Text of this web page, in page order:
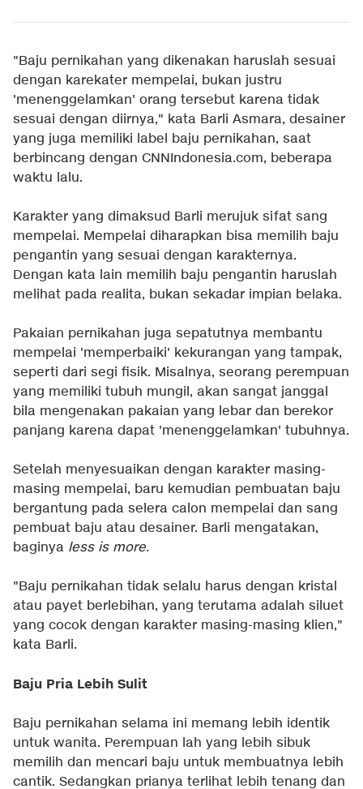
"Baju pernikahan yang dikenakan haruslah sesuai
dengan karekater mempelai, bukan justru
'menenggelamkan' orang tersebut karena tidak
sesuai dengan diirnya," kata Barli Asmara, desainer
yang juga memiliki label baju pernikahan, saat
berbincang dengan CNNIndonesia.com, beberapa
waktu lalu.
Karakter yang dimaksud Barli merujuk sifat sang
mempelai. Mempelai diharapkan bisa memilih baju
pengantin yang sesuai dengan karakternya.
Dengan kata lain memilih baju pengantin haruslah
melihat pada realita, bukan sekadar impian belaka.
Pakaian pernikahan juga sepatutnya membantu
mempelai 'memperbaiki' kekurangan yang tampak,
seperti dari segi fisik. Misalnya, seorang perempuan
yang memiliki tubuh mungil, akan sangat janggal
bila mengenakan pakaian yang lebar dan berekor
panjang karena dapat 'menenggelamkan' tubuhnya.
Setelah menyesuaikan dengan karakter masing-
masing mempelai, baru kemudian pembuatan baju
bergantung pada selera calon mempelai dan sang
pembuat baju atau desainer. Barli mengatakan,
baginya less is more.
"Baju pernikahan tidak selalu harus dengan kristal
atau payet berlebihan, yang terutama adalah siluet
yang cocok dengan karakter masing-masing klien,"
kata Barli.
Baju Pria Lebih Sulit
Baju pernikahan selama ini memang lebih identik
untuk wanita. Perempuan lah yang lebih sibuk
memilih dan mencari baju untuk membuatnya lebih
cantik. Sedangkan prianya terlihat lebih tenang dan